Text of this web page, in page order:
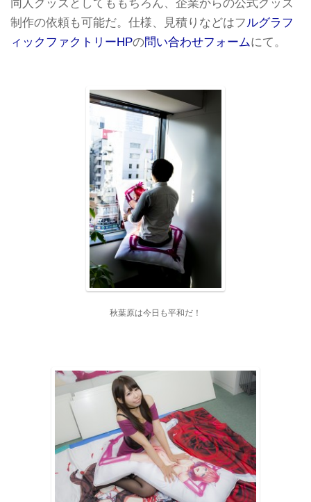
同人グッズとしてももちろん、企業からの公式グッズ
制作の依頼も可能だ。仕様、見積りなどはフルグラフ
ィックファクトリーHPの問い合わせフォームにて。
秋葉原は今日も平和だ！